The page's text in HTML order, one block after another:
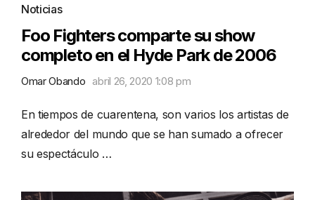
Noticias
Foo Fighters comparte su show
completo en el Hyde Park de 2006
Omar Obando abril 26, 2020 1:08 pm
En tiempos de cuarentena, son varios los artistas de
alrededor del mundo que se han sumado a ofrecer
su espectáculo …